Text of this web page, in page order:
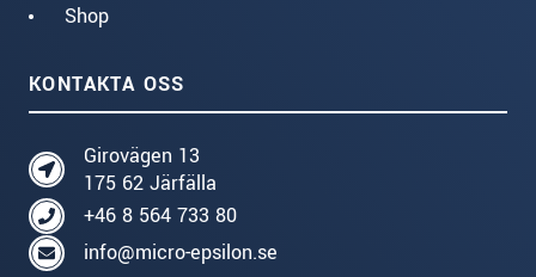
Shop
KONTAKTA OSS
Girovägen 13
175 62 Järfälla
+46 8 564 733 80
info@micro-epsilon.se